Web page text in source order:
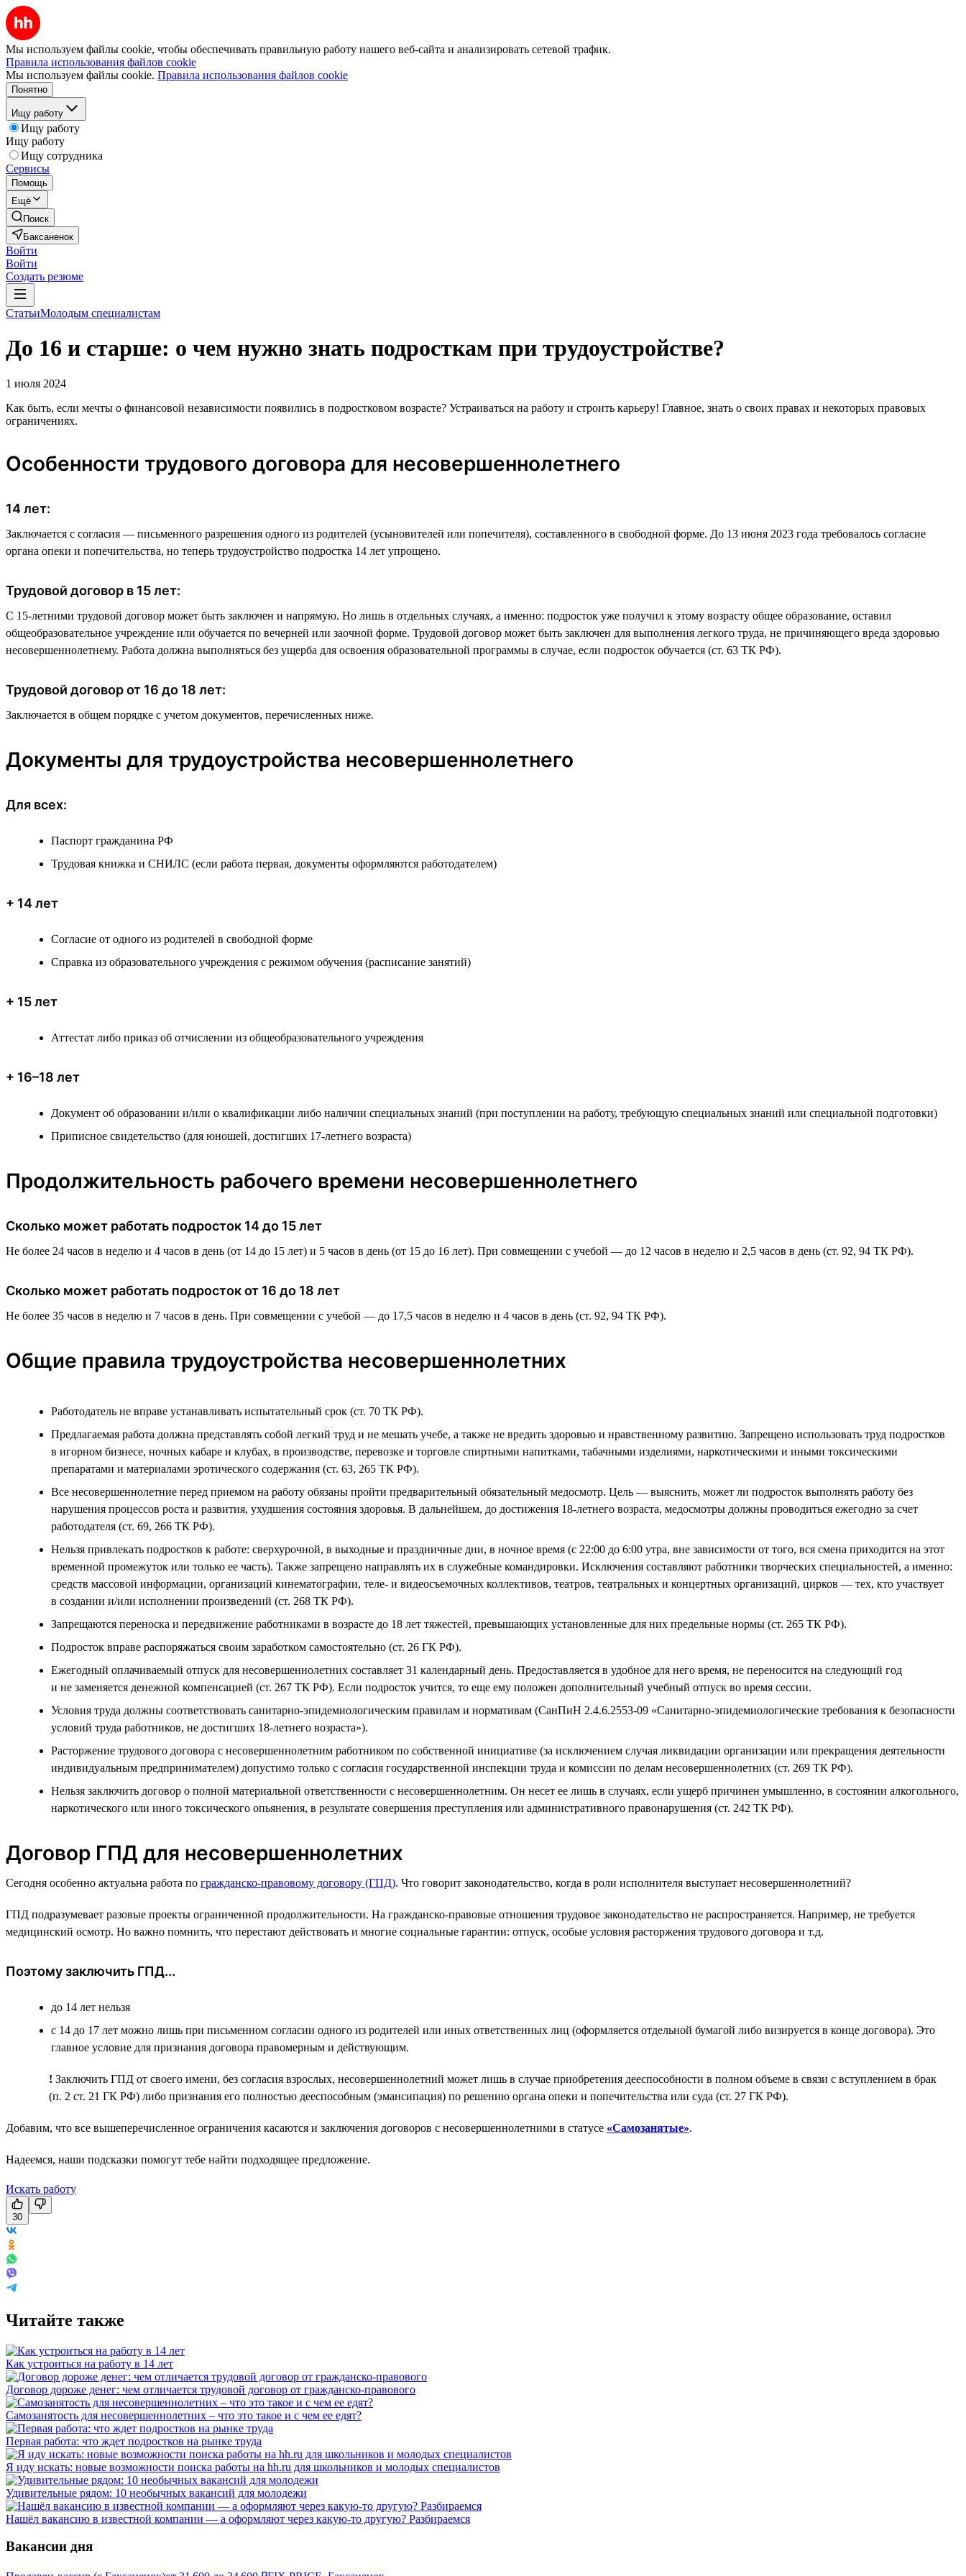
Мы используем файлы cookie, чтобы обеспечивать правильную работу нашего веб-сайта и анализировать сетевой трафик.
Правила использования файлов cookie
Мы используем файлы cookie. Правила использования файлов cookie
Понятно
Ищу работу
Ищу работу
Ищу работу
Ищу сотрудника
Сервисы
Помощь
Ещё
Поиск
Баксаненок
Войти
Войти
Создать резюме
СтатьиМолодым специалистам
До 16 и старше: о чем нужно знать подросткам при трудоустройстве?
1 июля 2024
Как быть, если мечты о финансовой независимости появились в подростковом возрасте? Устраиваться на работу и строить карьеру! Главное, знать о своих правах и некоторых правовых
ограничениях.
Особенности трудового договора для несовершеннолетнего
14 лет:
Заключается с согласия — письменного разрешения одного из родителей (усыновителей или попечителя), составленного в свободной форме. До 13 июня 2023 года требовалось согласие
органа опеки и попечительства, но теперь трудоустройство подростка 14 лет упрощено.
Трудовой договор в 15 лет:
С 15-летними трудовой договор может быть заключен и напрямую. Но лишь в отдельных случаях, а именно: подросток уже получил к этому возрасту общее образование, оставил
общеобразовательное учреждение или обучается по вечерней или заочной форме. Трудовой договор может быть заключен для выполнения легкого труда, не причиняющего вреда здоровью
несовершеннолетнему. Работа должна выполняться без ущерба для освоения образовательной программы в случае, если подросток обучается (ст. 63 ТК РФ).
Трудовой договор от 16 до 18 лет:
Заключается в общем порядке с учетом документов, перечисленных ниже.
Документы для трудоустройства несовершеннолетнего
Для всех:
Паспорт гражданина РФ
Трудовая книжка и СНИЛС (если работа первая, документы оформляются работодателем)
+ 14 лет
Согласие от одного из родителей в свободной форме
Справка из образовательного учреждения с режимом обучения (расписание занятий)
+ 15 лет
Аттестат либо приказ об отчислении из общеобразовательного учреждения
+ 16–18 лет
Документ об образовании и/или о квалификации либо наличии специальных знаний (при поступлении на работу, требующую специальных знаний или специальной подготовки)
Приписное свидетельство (для юношей, достигших 17-летнего возраста)
Продолжительность рабочего времени несовершеннолетнего
Сколько может работать подросток 14 до 15 лет
Не более 24 часов в неделю и 4 часов в день (от 14 до 15 лет) и 5 часов в день (от 15 до 16 лет). При совмещении с учебой — до 12 часов в неделю и 2,5 часов в день (ст. 92, 94 ТК РФ).
Сколько может работать подросток от 16 до 18 лет
Не более 35 часов в неделю и 7 часов в день. При совмещении с учебой — до 17,5 часов в неделю и 4 часов в день (ст. 92, 94 ТК РФ).
Общие правила трудоустройства несовершеннолетних
Работодатель не вправе устанавливать испытательный срок (ст. 70 ТК РФ).
Предлагаемая работа должна представлять собой легкий труд и не мешать учебе, а также не вредить здоровью и нравственному развитию. Запрещено использовать труд подростков
в игорном бизнесе, ночных кабаре и клубах, в производстве, перевозке и торговле спиртными напитками, табачными изделиями, наркотическими и иными токсическими
препаратами и материалами эротического содержания (ст. 63, 265 ТК РФ).
Все несовершеннолетние перед приемом на работу обязаны пройти предварительный обязательный медосмотр. Цель — выяснить, может ли подросток выполнять работу без
нарушения процессов роста и развития, ухудшения состояния здоровья. В дальнейшем, до достижения 18-летнего возраста, медосмотры должны проводиться ежегодно за счет
работодателя (ст. 69, 266 ТК РФ).
Нельзя привлекать подростков к работе: сверхурочной, в выходные и праздничные дни, в ночное время (с 22:00 до 6:00 утра, вне зависимости от того, вся смена приходится на этот
временной промежуток или только ее часть). Также запрещено направлять их в служебные командировки. Исключения составляют работники творческих специальностей, а именно:
средств массовой информации, организаций кинематографии, теле- и видеосъемочных коллективов, театров, театральных и концертных организаций, цирков — тех, кто участвует
в создании и/или исполнении произведений (ст. 268 ТК РФ).
Запрещаются переноска и передвижение работниками в возрасте до 18 лет тяжестей, превышающих установленные для них предельные нормы (ст. 265 ТК РФ).
Подросток вправе распоряжаться своим заработком самостоятельно (ст. 26 ГК РФ).
Ежегодный оплачиваемый отпуск для несовершеннолетних составляет 31 календарный день. Предоставляется в удобное для него время, не переносится на следующий год
и не заменяется денежной компенсацией (ст. 267 ТК РФ). Если подросток учится, то еще ему положен дополнительный учебный отпуск во время сессии.
Условия труда должны соответствовать санитарно-эпидемиологическим правилам и нормативам (СанПиН 2.4.6.2553-09 «Санитарно-эпидемиологические требования к безопасности
условий труда работников, не достигших 18-летнего возраста»).
Расторжение трудового договора с несовершеннолетним работником по собственной инициативе (за исключением случая ликвидации организации или прекращения деятельности
индивидуальным предпринимателем) допустимо только с согласия государственной инспекции труда и комиссии по делам несовершеннолетних (ст. 269 ТК РФ).
Нельзя заключить договор о полной материальной ответственности с несовершеннолетним. Он несет ее лишь в случаях, если ущерб причинен умышленно, в состоянии алкогольного,
наркотического или иного токсического опьянения, в результате совершения преступления или административного правонарушения (ст. 242 ТК РФ).
Договор ГПД для несовершеннолетних
Сегодня особенно актуальна работа по гражданско-правовому договору (ГПД). Что говорит законодательство, когда в роли исполнителя выступает несовершеннолетний?
ГПД подразумевает разовые проекты ограниченной продолжительности. На гражданско-правовые отношения трудовое законодательство не распространяется. Например, не требуется
медицинский осмотр. Но важно помнить, что перестают действовать и многие социальные гарантии: отпуск, особые условия расторжения трудового договора и т.д.
Поэтому заключить ГПД...
до 14 лет нельзя
с 14 до 17 лет можно лишь при письменном согласии одного из родителей или иных ответственных лиц (оформляется отдельной бумагой либо визируется в конце договора). Это
главное условие для признания договора правомерным и действующим.
! Заключить ГПД от своего имени, без согласия взрослых, несовершеннолетний может лишь в случае приобретения дееспособности в полном объеме в связи с вступлением в брак
(п. 2 ст. 21 ГК РФ) либо признания его полностью дееспособным (эмансипация) по решению органа опеки и попечительства или суда (ст. 27 ГК РФ).
Добавим, что все вышеперечисленное ограничения касаются и заключения договоров с несовершеннолетними в статусе «Самозанятые».
Надеемся, наши подсказки помогут тебе найти подходящее предложение.
Искать работу
30
Читайте также
Как устроиться на работу в 14 лет
Договор дороже денег: чем отличается трудовой договор от гражданско-правового
Самозанятость для несовершеннолетних – что это такое и с чем ее едят?
Первая работа: что ждет подростков на рынке труда
Я иду искать: новые возможности поиска работы на hh.ru для школьников и молодых специалистов
Удивительные рядом: 10 необычных вакансий для молодежи
Нашёл вакансию в известной компании — а оформляют через какую-то другую? Разбираемся
Вакансии дня